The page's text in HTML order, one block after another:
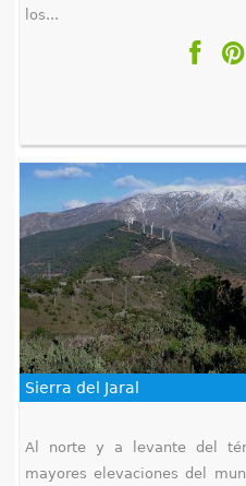
los...
Sierra del Jaral
Al norte y a levante del
mayores elevaciones del